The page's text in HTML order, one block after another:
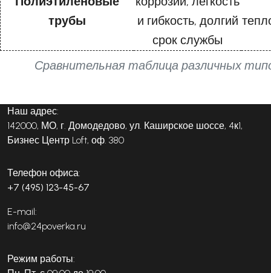
Сравнительная таблица различных
трубы
и гибкость, долгий
срок службы
Наш адрес:
142000, МО, г. Домодедово, ул. Каширское шоссе, 4к1,
Бизнес Центр Loft, оф. 380
Телефон офиса:
+7 (495) 123-45-67
E-mail:
info@24poverka.ru
Режим работы: